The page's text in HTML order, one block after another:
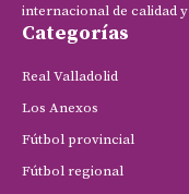
internacional de calidad
Categorías
Real Valladolid
Los Anexos
Fútbol provincial
Fútbol regional